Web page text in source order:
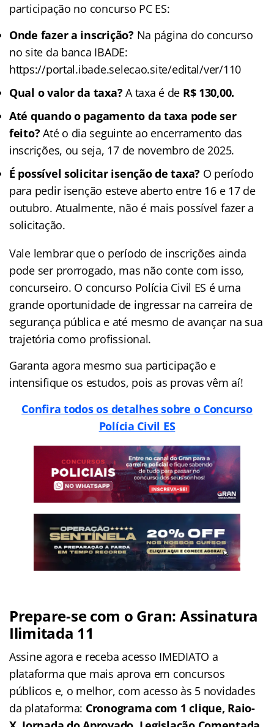
participação no concurso PC ES:
Onde fazer a inscrição?Na página do concurso
no site da banca IBADE:
https://portal.ibade.selecao.site/edital/ver/110
Qual o valor da taxa?A taxa é de R$ 130,00.
Até quando o pagamento da taxa pode ser
feito?Até o dia seguinte ao encerramento das
inscrições, ou seja, 17 de novembro de 2025.
É possível solicitar isenção de taxa? O período
para pedir isenção esteve aberto entre 16 e 17 de
outubro. Atualmente, não é mais possível fazer a
solicitação.
Vale lembrar que o período de inscrições ainda
pode ser prorrogado, mas não conte com isso,
concurseiro. O concurso Polícia Civil ES é uma
grande oportunidade de ingressar na carreira de
segurança pública e até mesmo de avançar na sua
trajetória como profissional.
Garanta agora mesmo sua participação e
intensifique os estudos, pois as provas vêm aí!
Confira todos os detalhes sobre o Concurso
Polícia Civil ES
Prepare-se com o Gran: Assinatura
Ilimitada 11
Assine agora e receba acesso IMEDIATO a
plataforma que mais aprova em concursos
públicos e, o melhor, com acesso às 5 novidades
da plataforma: Cronograma com 1 clique, Raio-